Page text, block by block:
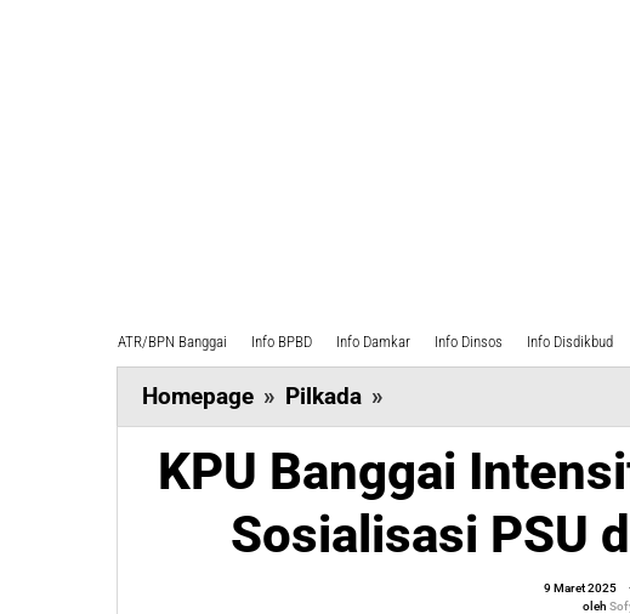
ATR/BPN Banggai Info BPBD Info Damkar Info Dinsos Info Disdikbud
Homepage » Pilkada »
Banggai
Intensifkan
Koordinasi
dan
KPU Banggai
Sosialisasi PSU
9 Maret 2025
oleh